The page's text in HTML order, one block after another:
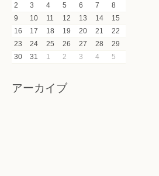
2
3 4 5 6 7
8
9
10 11 12 13 14
15
16
17 18 19 20 21
22
23
24 25 26 27 28
29
30
31 1 2 3 4 5
アーカイブ